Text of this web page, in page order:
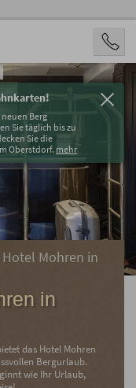
Berg
Sie täglich bis zu
Sie die
Oberstdorf. mehr
Mohren in
in
das Hotel Mohren
Bergurlaub.
wie Ihr Urlaub,